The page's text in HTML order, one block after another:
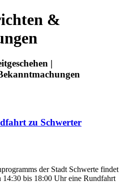
&
|
zu Schwerter
der Stadt Schwerte findet
bis 18:00 Uhr eine Rundfahrt